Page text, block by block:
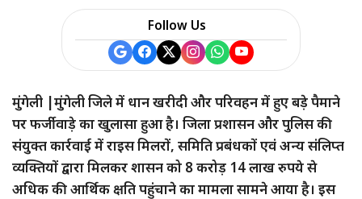
Follow Us
मुंगेली |मुंगेली जिले में धान खरीदी और परिवहन में हुए बड़े पैमाने
पर फर्जीवाड़े का खुलासा हुआ है। जिला प्रशासन और पुलिस की
संयुक्त कार्रवाई में राइस मिलरों, समिति प्रबंधकों एवं अन्य संलिप्त
व्यक्तियों द्वारा मिलकर शासन को 8 करोड़ 14 लाख रुपये से
अधिक की आर्थिक क्षति पहुंचाने का मामला सामने आया है। इस